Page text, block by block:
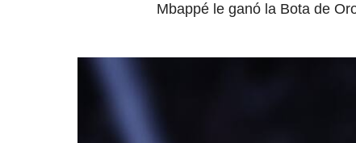
Mbappé le ganó la Bota de